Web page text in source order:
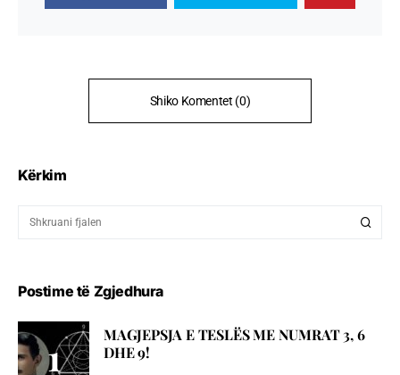
Shiko Komentet (0)
Kërkim
Postime të Zgjedhura
MAGJEPSJA E TESLËS ME NUMRAT 3, 6
DHE 9!